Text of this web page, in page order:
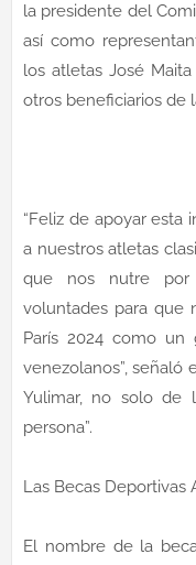
la presidente del
así como
los atletas José
otros beneficiarios de
“Feliz de apoyar esta
a nuestros atletas
que nos nutre por
voluntades para que
París 2024 como
venezolanos”, señaló
Yulimar, no solo de
persona”.
Las Becas Deportivas
El nombre de la